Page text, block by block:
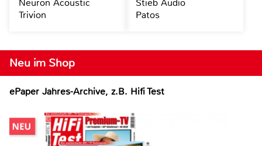
Neu im Shop
ePaper Jahres-Archive, z.B. Hifi Test
Neuron Acoustic
Trivion
Stieb Audio
Patos